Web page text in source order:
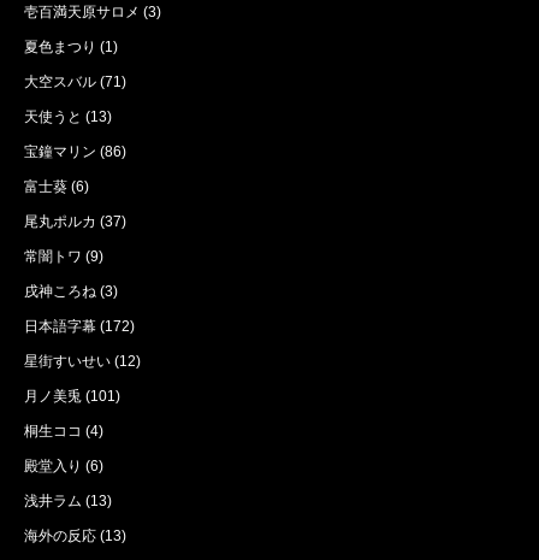
壱百満天原サロメ (3)
夏色まつり (1)
大空スバル (71)
天使うと (13)
宝鐘マリン (86)
富士葵 (6)
尾丸ポルカ (37)
常闇トワ (9)
戌神ころね (3)
日本語字幕 (172)
星街すいせい (12)
月ノ美兎 (101)
桐生ココ (4)
殿堂入り (6)
浅井ラム (13)
海外の反応 (13)